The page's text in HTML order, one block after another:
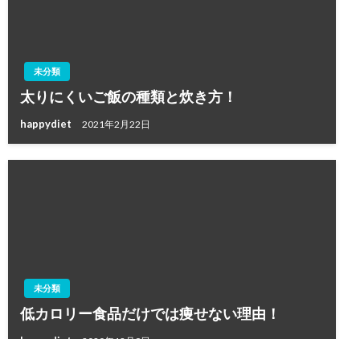
未分類
太りにくいご飯の種類と炊き方！
happydiet 2021年2月22日
未分類
低カロリー食品だけでは痩せない理由！